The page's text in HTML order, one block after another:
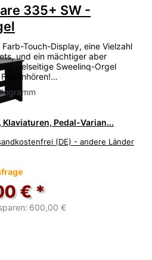
335+ SW -
Touch-Display, eine Vielzahl
und ein mächtiger aber
vielseitige Sweelinq-Orgel
anhören!…
Pedal-Varian...
(DE) - andere Länder
€ *
600,00 €